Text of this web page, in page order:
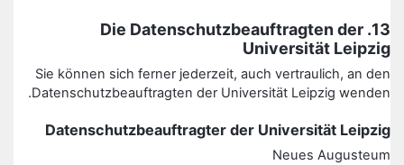
13. Die Datenschutzbeauftragten der
Universität Leipzig
Sie können sich ferner jederzeit, auch vertraulich, an den
Datenschutzbeauftragten der Universität Leipzig wenden.
Datenschutzbeauftragter der Universität Leipzig
Neues Augusteum